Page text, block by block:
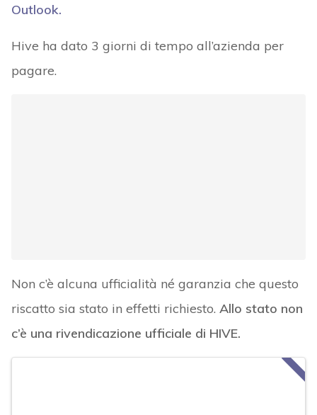
Outlook.
Hive ha dato 3 giorni di tempo all’azienda per
pagare.
Non c’è alcuna ufficialità né garanzia che questo
riscatto sia stato in effetti richiesto. Allo stato non
c’è una rivendicazione ufficiale di HIVE.